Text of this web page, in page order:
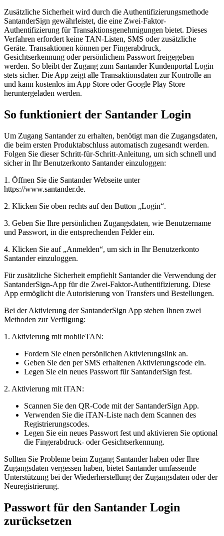
Zusätzliche Sicherheit wird durch die Authentifizierungsmethode
SantanderSign gewährleistet, die eine Zwei-Faktor-
Authentifizierung für Transaktionsgenehmigungen bietet. Dieses
Verfahren erfordert keine TAN-Listen, SMS oder zusätzliche
Geräte. Transaktionen können per Fingerabdruck,
Gesichtserkennung oder persönlichem Passwort freigegeben
werden. So bleibt der Zugang zum Santander Kundenportal Login
stets sicher. Die App zeigt alle Transaktionsdaten zur Kontrolle an
und kann kostenlos im App Store oder Google Play Store
heruntergeladen werden.
So funktioniert der Santander Login
Um Zugang Santander zu erhalten, benötigt man die Zugangsdaten,
die beim ersten Produktabschluss automatisch zugesandt werden.
Folgen Sie dieser Schritt-für-Schritt-Anleitung, um sich schnell und
sicher in Ihr Benutzerkonto Santander einzuloggen:
1. Öffnen Sie die Santander Webseite unter
https://www.santander.de.
2. Klicken Sie oben rechts auf den Button „Login“.
3. Geben Sie Ihre persönlichen Zugangsdaten, wie Benutzername
und Passwort, in die entsprechenden Felder ein.
4. Klicken Sie auf „Anmelden“, um sich in Ihr Benutzerkonto
Santander einzuloggen.
Für zusätzliche Sicherheit empfiehlt Santander die Verwendung der
SantanderSign-App für die Zwei-Faktor-Authentifizierung. Diese
App ermöglicht die Autorisierung von Transfers und Bestellungen.
Bei der Aktivierung der SantanderSign App stehen Ihnen zwei
Methoden zur Verfügung:
1. Aktivierung mit mobileTAN:
Fordern Sie einen persönlichen Aktivierungslink an.
Geben Sie den per SMS erhaltenen Aktivierungscode ein.
Legen Sie ein neues Passwort für SantanderSign fest.
2. Aktivierung mit iTAN:
Scannen Sie den QR-Code mit der SantanderSign App.
Verwenden Sie die iTAN-Liste nach dem Scannen des
Registrierungscodes.
Legen Sie ein neues Passwort fest und aktivieren Sie optional
die Fingerabdruck- oder Gesichtserkennung.
Sollten Sie Probleme beim Zugang Santander haben oder Ihre
Zugangsdaten vergessen haben, bietet Santander umfassende
Unterstützung bei der Wiederherstellung der Zugangsdaten oder der
Neuregistrierung.
Passwort für den Santander Login
zurücksetzen